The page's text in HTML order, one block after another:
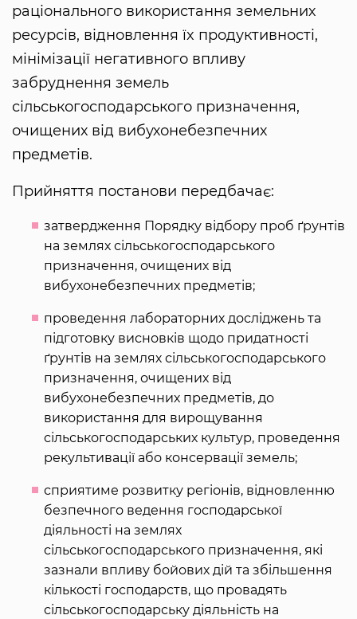
раціонального використання земельних
ресурсів, відновлення ïx продуктивності,
мінімізації негативного впливу
забруднення земель
сільськогосподарського призначення,
очищених від вибухонебезпечних
предметів.
Прийняття постанови передбачає:
затвердження Порядку відбору проб ґрунтів
на землях сільськогосподарського
призначення, очищених від
вибухонебезпечних предметів;
проведення лабораторних досліджень та
підготовку висновків щодо придатності
ґрунтів на землях сільськогосподарського
призначення, очищених від
вибухонебезпечних предметів, до
використання для вирощування
сільськогосподарських культур, проведення
рекультивації або консервації земель;
сприятиме розвитку регіонів, відновленню
безпечного ведення господарської
діяльності на землях
сільськогосподарського призначення, які
зазнали впливу бойових дій та збільшення
кількості господарств, що провадять
сільськогосподарську діяльність на